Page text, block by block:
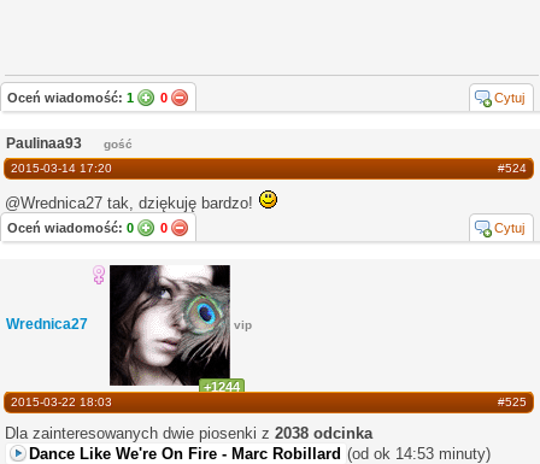
Oceń wiadomość: 1 0 Cytuj
Paulinaa93
gość
#524
2015-03-14 17:20
@Wrednica27 tak, dziękuję bardzo!
Oceń wiadomość: 0 0 Cytuj
Wrednica27
+1244
vip
#525
2015-03-22 18:03
Dla zainteresowanych dwie piosenki z 2038 odcinka
Dance Like We're On Fire - Marc Robillard (od ok 14:53 minuty)